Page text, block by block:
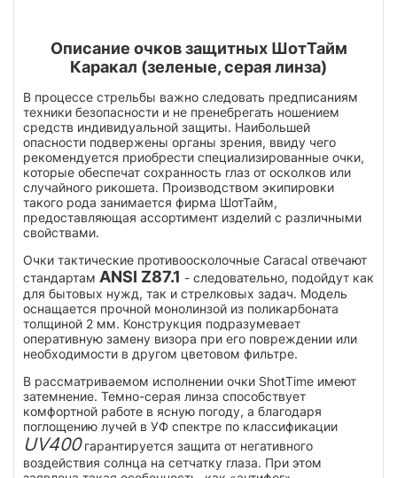
Описание очков защитных ШотТайм
Каракал (зеленые, серая линза)
В процессе стрельбы важно следовать предписаниям
техники безопасности и не пренебрегать ношением
средств индивидуальной защиты. Наибольшей
опасности подвержены органы зрения, ввиду чего
рекомендуется приобрести специализированные очки,
которые обеспечат сохранность глаз от осколков или
случайного рикошета. Производством экипировки
такого рода занимается фирма ШотТайм,
предоставляющая ассортимент изделий с различными
свойствами.
Очки тактические противоосколочные Caracal отвечают
стандартам ANSI Z87.1 - следовательно, подойдут как
для бытовых нужд, так и стрелковых задач. Модель
оснащается прочной монолинзой из поликарбоната
толщиной 2 мм. Конструкция подразумевает
оперативную замену визора при его повреждении или
необходимости в другом цветовом фильтре.
В рассматриваемом исполнении очки ShotTime имеют
затемнение. Темно-серая линза способствует
комфортной работе в ясную погоду, а благодаря
поглощению лучей в УФ спектре по классификации
UV400гарантируется защита от негативного
воздействия солнца на сетчатку глаза. При этом